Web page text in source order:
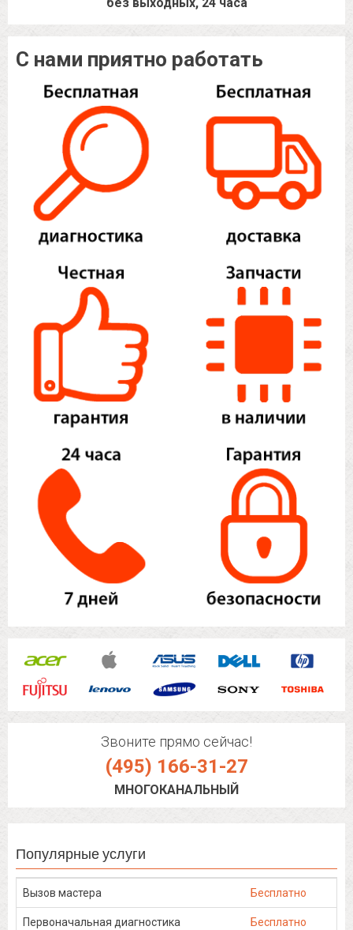
С нами приятно работать
Звоните прямо сейчас!
(495) 166-31-27
МНОГОКАНАЛЬНЫЙ
Популярные услуги
Вызов мастера Бесплатно
Первоначальная диагностика Бесплатно